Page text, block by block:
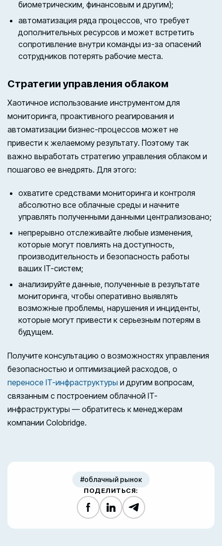
биометрическим, финансовым и другим);
автоматизация ряда процессов, что требует
дополнительных ресурсов и может встретить
сопротивление внутри команды из-за опасений
сотрудников потерять рабочие места.
Стратегии управления облаком
Хаотичное использование инструментом для
мониторинга, проактивного реагирования и
автоматизации бизнес-процессов может не
привести к желаемому результату. Поэтому так
важно выработать стратегию управления облаком и
пошагово ее внедрять. Для этого:
охватите средствами мониторинга и контроля
абсолютно все облачные среды и начните
управлять полученными данными централизовано;
непрерывно отслеживайте любые изменения,
которые могут повлиять на доступность,
производительность и безопасность работы
ваших IT-систем;
анализируйте данные, полученные в результате
мониторинга, чтобы оперативно выявлять
возможные проблемы, нарушения и инциденты,
которые могут привести к серьезным потерям в
будущем.
Получите консультацию о возможностях управления
безопасностью и оптимизацией расходов, о
переносе IT-инфраструктуры и другим вопросам,
связанным с построением облачной IT-
инфраструктуры — обратитесь к менеджерам
компании Colobridge.
#облачный рынок
ПОДЕЛИТЬСЯ:
FacebookLinkedInTelegram